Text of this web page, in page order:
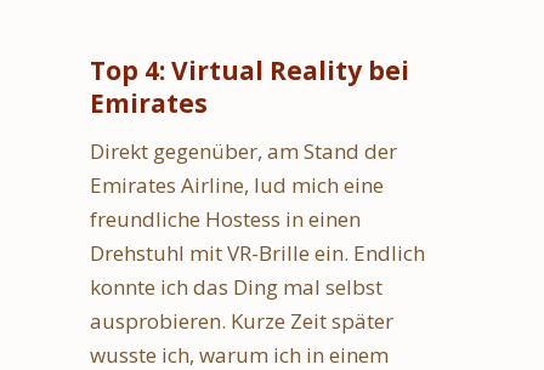
Top 4: Virtual Reality bei
Emirates
Direkt gegenüber, am Stand der
Emirates Airline, lud mich eine
freundliche Hostess in einen
Drehstuhl mit VR-Brille ein. Endlich
konnte ich das Ding mal selbst
ausprobieren. Kurze Zeit später
wusste ich, warum ich in einem